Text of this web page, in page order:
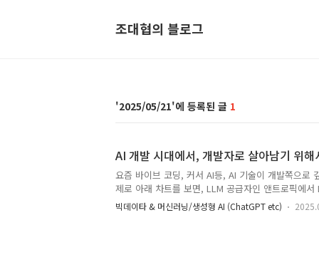
조대협의 블로그
2025/05/21 1
AI 개발 시대에서, 개발자로 살아남기 위해
요즘 바이브 코딩, 커서 AI등, AI 기술이 개발쪽으로
제로 아래 차트를 보면, LLM 공급자인 앤트로픽에서
사용되는지를 조사한 통계자료가 있는데, 37.2%가
그외에 10.3%가 Art & Media쪽인데, 광고/마케팅이
빅데이타 & 머신러닝/생성형 AI (ChatGPT etc)